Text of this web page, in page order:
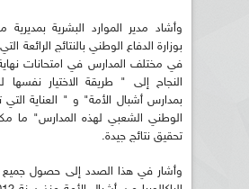
وأشاد مدير الموارد البشرية
بوزارة الدفاع الوطني بالنتائج الرائعة
في مختلف المدارس في امتحانات
النجاح إلى " طريقة الاختيار نفسها
بمدارس أشبال الأمة" و " العناية التي
الوطني الشعبي لهذه المدارس" ما
تحقيق نتائج جيدة.
وأشار في هذا الصدد إلى حصول جميع